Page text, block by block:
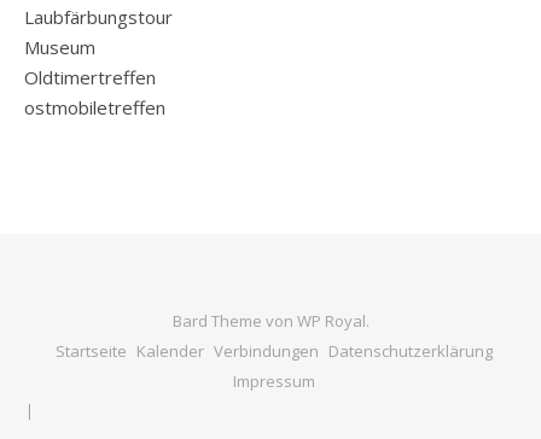
Laubfärbungstour
Museum
Oldtimertreffen
ostmobiletreffen
Bard Theme von WP Royal.
Startseite Kalender Verbindungen Datenschutzerklärung
Impressum